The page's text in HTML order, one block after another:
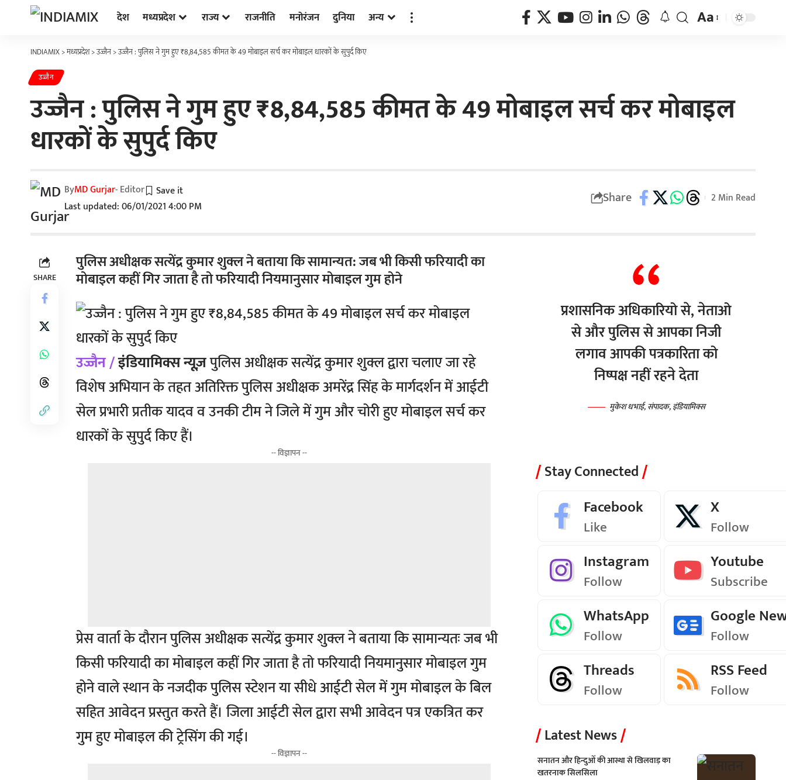
देश मध्यप्रदेश राज्य राजनीति मनोरंजन दुनिया अन्य Aa
INDIAMIX>मध्यप्रदेश>उज्जैन>उज्जैन : पुलिस ने गुम हुए ₹8,84,585 कीमत के 49 मोबाइल सर्च कर मोबाइल धारकों के सुपुर्द किए
उज्जैन
उज्जैन : पुलिस ने गुम हुए ₹8,84,585 कीमत के 49 मोबाइल सर्च कर मोबाइल
धारकों के सुपुर्द किए
Last updated: 06/01/2021 4:00 PM
ByMD Gurjar- Editor Share 2 Min Read
SHARE
पुलिस अधीक्षक सत्येंद्र कुमार शुक्ल ने बताया कि सामान्यत: जब भी किसी फरियादी का
मोबाइल कहीं गिर जाता है तो फरियादी नियमानुसार मोबाइल गुम होने
उज्जैन /इंडियामिक्स न्यूज़पुलिस अधीक्षक सत्येंद्र कुमार शुक्ल द्वारा चलाए जा रहे
विशेष अभियान के तहत अतिरिक्त पुलिस अधीक्षक अमरेंद्र सिंह के मार्गदर्शन में आईटी
सेल प्रभारी प्रतीक यादव व उनकी टीम ने जिले में गुम और चोरी हुए मोबाइल सर्च कर
धारकों के सुपुर्द किए हैं।
-- विज्ञापन --
प्रेस वार्ता के दौरान पुलिस अधीक्षक सत्येंद्र कुमार शुक्ल ने बताया कि सामान्यतः जब भी
किसी फरियादी का मोबाइल कहीं गिर जाता है तो फरियादी नियमानुसार मोबाइल गुम
होने वाले स्थान के नजदीक पुलिस स्टेशन या सीधे आईटी सेल में गुम मोबाइल के बिल
सहित आवेदन प्रस्तुत करते हैं। जिला आईटी सेल द्वारा सभी आवेदन पत्र एकत्रित कर
गुम हुए मोबाइल की ट्रेसिंग की गई।
-- विज्ञापन --
प्रशासनिक अधिकारियो से, नेताओ
से और पुलिस से आपका निजी
लगाव आपकी पत्रकारिता को
निष्पक्ष नहीं रहने देता
मुकेश धभाई, संपादक, इंडियामिक्स
Stay Connected
Facebook
Like
X
Follow
Instagram
Follow
Youtube
Subscribe
WhatsApp
Follow
Google
Follow
Threads
Follow
RSS Feed
Follow
Latest News
सनातन और हिन्दुओं की आस्था से खिलवाड़ का
खतरनाक सिलसिला